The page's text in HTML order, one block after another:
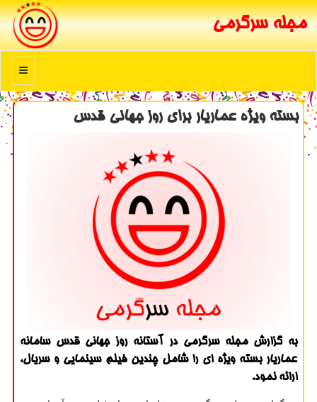
مجله سرگرمی
منو
بسته ویژه عماریار برای روز جهانی قدس
به گزارش مجله سرگرمی در آستانه روز جهانی قدس سامانه
عماریار بسته ویژه ای را شامل چندین فیلم سینمایی و سریال،
ارائه نمود.